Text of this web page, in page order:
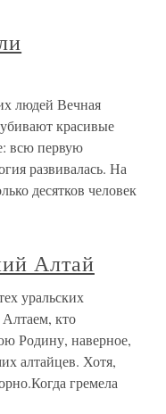
людей Вечная
красивые
всю первую
развивалась. На
десятков человек
Алтай
уральских
Алтаем, кто
Родину, наверное,
алтайцев. Хотя,
гремела